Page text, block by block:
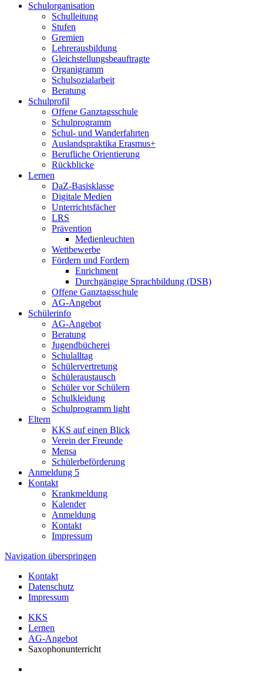
Schulorganisation
Schulleitung
Stufen
Gremien
Lehrerausbildung
Gleichstellungsbeauftragte
Organigramm
Schulsozialarbeit
Beratung
Schulprofil
Offene Ganztagsschule
Schulprogramm
Schul- und Wanderfahrten
Auslandspraktika Erasmus+
Berufliche Orientierung
Rückblicke
Lernen
DaZ-Basisklasse
Digitale Medien
Unterrichtsfächer
LRS
Prävention
Medienleuchten
Wettbewerbe
Fördern und Fordern
Enrichment
Durchgängige Sprachbildung (DSB)
Offene Ganztagsschule
AG-Angebot
Schülerinfo
AG-Angebot
Beratung
Jugendbücherei
Schulalltag
Schülervertretung
Schüleraustausch
Schüler vor Schülern
Schulkleidung
Schulprogramm light
Eltern
KKS auf einen Blick
Verein der Freunde
Mensa
Schülerbeförderung
Anmeldung 5
Kontakt
Krankmeldung
Kalender
Anmeldung
Kontakt
Impressum
Navigation überspringen
Kontakt
Datenschutz
Impressum
KKS
Lernen
AG-Angebot
Saxophonunterricht